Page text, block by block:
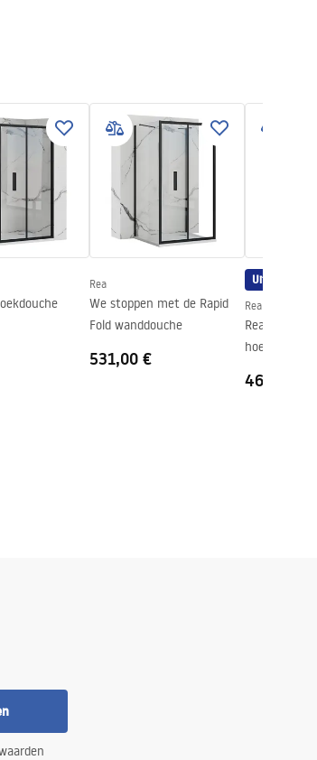
Rea
We stoppen met de Rapid
Fold wanddouche
531,00 €
Uitverkoop
Rea
Rea Rapid
462,00 €